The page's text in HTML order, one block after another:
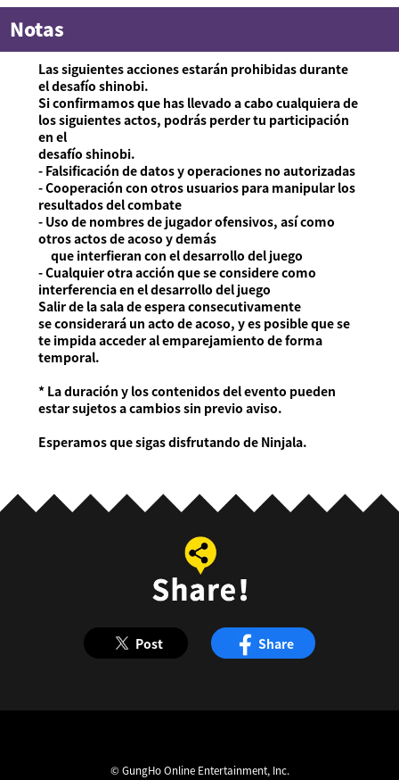
Notas
Las siguientes acciones estarán prohibidas durante
el desafío shinobi.
Si confirmamos que has llevado a cabo cualquiera de
los siguientes actos, podrás perder tu participación
en el
desafío shinobi.
- Falsificación de datos y operaciones no autorizadas
- Cooperación con otros usuarios para manipular los
resultados del combate
- Uso de nombres de jugador ofensivos, así como
otros actos de acoso y demás
que interfieran con el desarrollo del juego
- Cualquier otra acción que se considere como
interferencia en el desarrollo del juego
Salir de la sala de espera consecutivamente
se considerará un acto de acoso, y es posible que se
te impida acceder al emparejamiento de forma
temporal.
* La duración y los contenidos del evento pueden
estar sujetos a cambios sin previo aviso.
Esperamos que sigas disfrutando de Ninjala.
Post Share
© GungHo Online Entertainment, Inc.